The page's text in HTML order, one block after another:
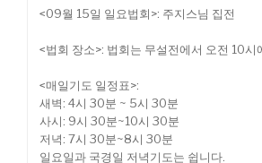
<09월 15일 일요법회>: 주지스님 집전
<법회 장소>: 법회는 무설전에서 오전 10시
<매일기도 일정표>:
새벽: 4시 30분 ~ 5시 30분
사시: 9시 30분~10시 30분
저녁: 7시 30분~8시 30분
일요일과 국경일 저녁기도는 쉽니다.